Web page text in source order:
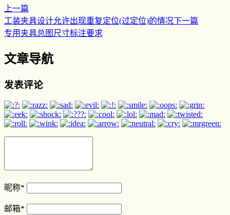
上一篇
工装夹具设计允许出现重复定位(过定位)的情况下一篇
专用夹具总图尺寸标注要求
文章导航
发表评论
昵称*
邮箱*